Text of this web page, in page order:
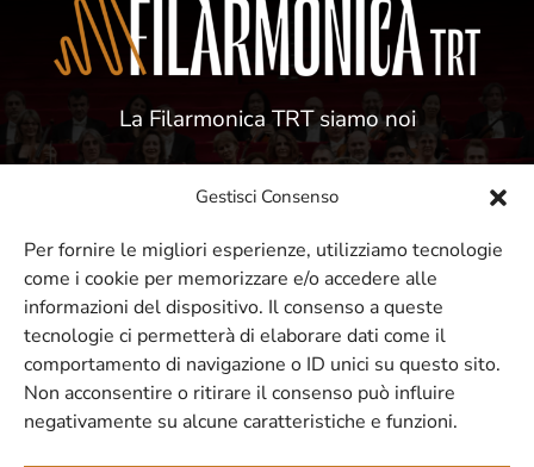
Gestisci Consenso
Per fornire le migliori esperienze, utilizziamo tecnologie
come i cookie per memorizzare e/o accedere alle
informazioni del dispositivo. Il consenso a queste
tecnologie ci permetterà di elaborare dati come il
comportamento di navigazione o ID unici su questo sito.
Non acconsentire o ritirare il consenso può influire
negativamente su alcune caratteristiche e funzioni.
La Filarmonica TRT siamo noi
ISCRIVITI ALLA NOSTRA NEWSLETTER
Resta sempre aggiornato sui nostri
eventi e concerti